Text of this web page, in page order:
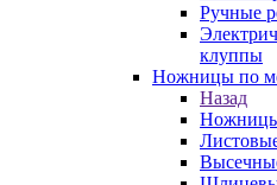
Ручные
клуппы
Ножницы по
Назад